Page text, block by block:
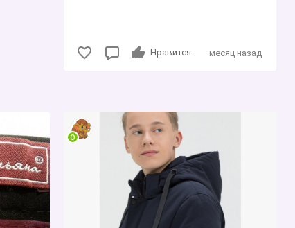
Нравится месяц назад